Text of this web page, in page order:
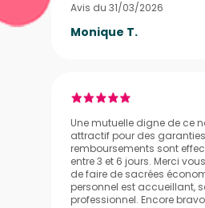
Avis du 31/03/2026
Monique T.
Une mutuelle digne de ce
attractif pour des
remboursements sont
entre 3 et 6 jours. Merci
de faire de sacrées
personnel est accueillant,
professionnel. Encore